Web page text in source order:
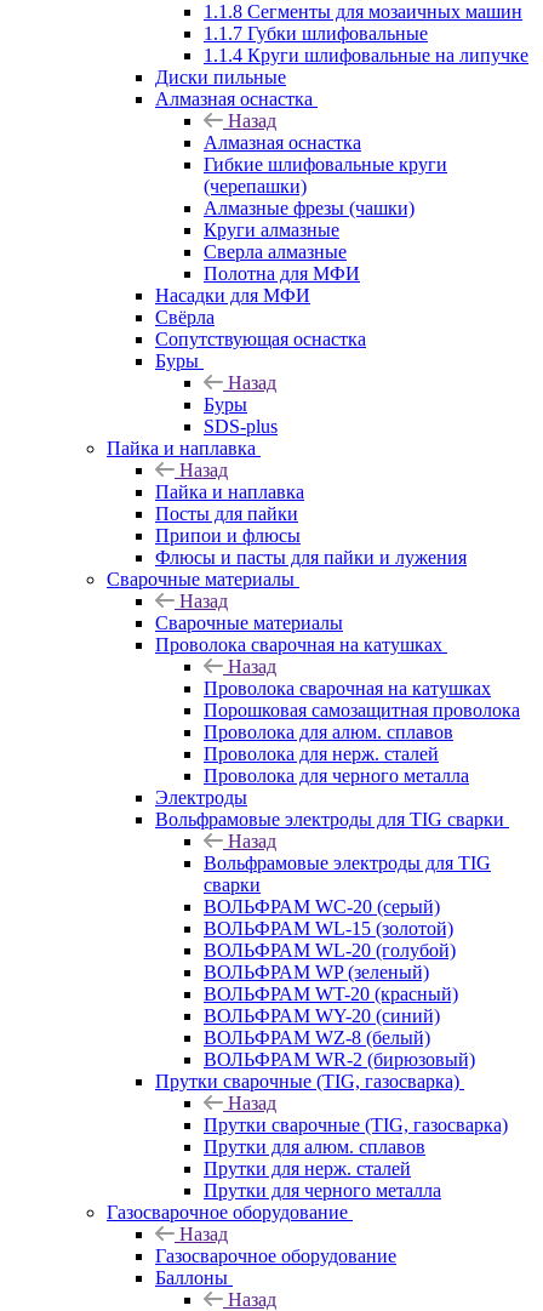
1.1.8 Сегменты для мозаичных машин
1.1.7 Губки шлифовальные
1.1.4 Круги шлифовальные на липучке
Диски пильные
Алмазная оснастка
Назад
Алмазная оснастка
Гибкие шлифовальные круги
(черепашки)
Алмазные фрезы (чашки)
Круги алмазные
Сверла алмазные
Полотна для МФИ
Насадки для МФИ
Свёрла
Сопутствующая оснастка
Буры
Назад
Буры
SDS-plus
Пайка и наплавка
Назад
Пайка и наплавка
Посты для пайки
Припои и флюсы
Флюсы и пасты для пайки и лужения
Сварочные материалы
Назад
Сварочные материалы
Проволока сварочная на катушках
Назад
Проволока сварочная на катушках
Порошковая самозащитная проволока
Проволока для алюм. сплавов
Проволока для нерж. сталей
Проволока для черного металла
Электроды
Вольфрамовые электроды для TIG сварки
Назад
Вольфрамовые электроды для TIG
сварки
ВОЛЬФРАМ WC-20 (серый)
ВОЛЬФРАМ WL-15 (золотой)
ВОЛЬФРАМ WL-20 (голубой)
ВОЛЬФРАМ WP (зеленый)
ВОЛЬФРАМ WT-20 (красный)
ВОЛЬФРАМ WY-20 (синий)
ВОЛЬФРАМ WZ-8 (белый)
ВОЛЬФРАМ WR-2 (бирюзовый)
Прутки сварочные (TIG, газосварка)
Назад
Прутки сварочные (TIG, газосварка)
Прутки для алюм. сплавов
Прутки для нерж. сталей
Прутки для черного металла
Газосварочное оборудование
Назад
Газосварочное оборудование
Баллоны
Назад